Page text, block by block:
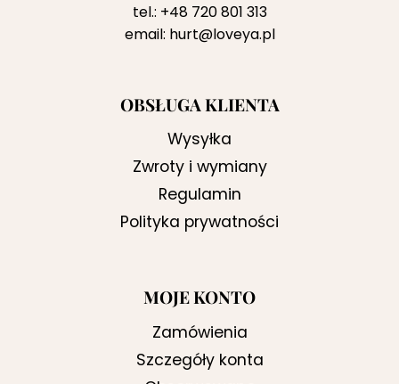
tel.: +48 720 801 313
email: hurt@loveya.pl
OBSŁUGA KLIENTA
Wysyłka
Zwroty i wymiany
Regulamin
Polityka prywatności
MOJE KONTO
Zamówienia
Szczegóły konta